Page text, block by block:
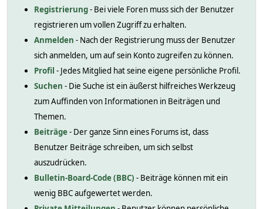
Registrierung- Bei viele Foren muss sich der Benutzer
registrieren um vollen Zugriff zu erhalten.
Anmelden - Nach der Registrierung muss der Benutzer
sich anmelden, um auf sein Konto zugreifen zu können.
Profil - Jedes Mitglied hat seine eigene persönliche Profil.
Suchen - Die Suche ist ein äußerst hilfreiches Werkzeug
zum Auffinden von Informationen in Beiträgen und
Themen.
Beiträge- Der ganze Sinn eines Forums ist, dass
Benutzer Beiträge schreiben, um sich selbst
auszudrücken.
Bulletin-Board-Code (BBC) - Beiträge können mit ein
wenig BBC aufgewertet werden.